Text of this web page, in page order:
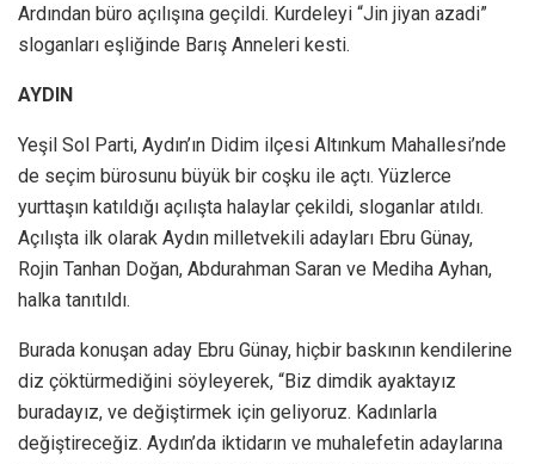
Ardından büro açılışına geçildi. Kurdeleyi “Jin jiyan azadi”
sloganları eşliğinde Barış Anneleri kesti.
AYDIN
Yeşil Sol Parti, Aydın’ın Didim ilçesi Altınkum Mahallesi’nde
de seçim bürosunu büyük bir coşku ile açtı. Yüzlerce
yurttaşın katıldığı açılışta halaylar çekildi, sloganlar atıldı.
Açılışta ilk olarak Aydın milletvekili adayları Ebru Günay,
Rojin Tanhan Doğan, Abdurahman Saran ve Mediha Ayhan,
halka tanıtıldı.
Burada konuşan aday Ebru Günay, hiçbir baskının kendilerine
diz çöktürmediğini söyleyerek, “Biz dimdik ayaktayız
buradayız, ve değiştirmek için geliyoruz. Kadınlarla
değiştireceğiz. Aydın’da iktidarın ve muhalefetin adaylarına